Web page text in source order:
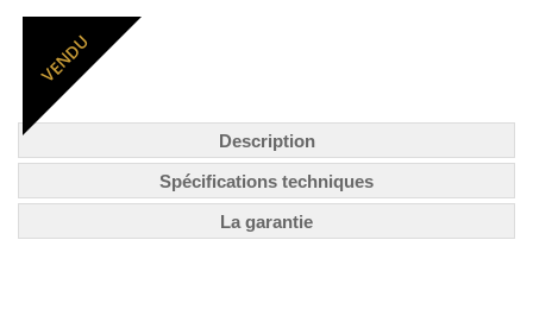
VENDU
Description
Spécifications techniques
La garantie